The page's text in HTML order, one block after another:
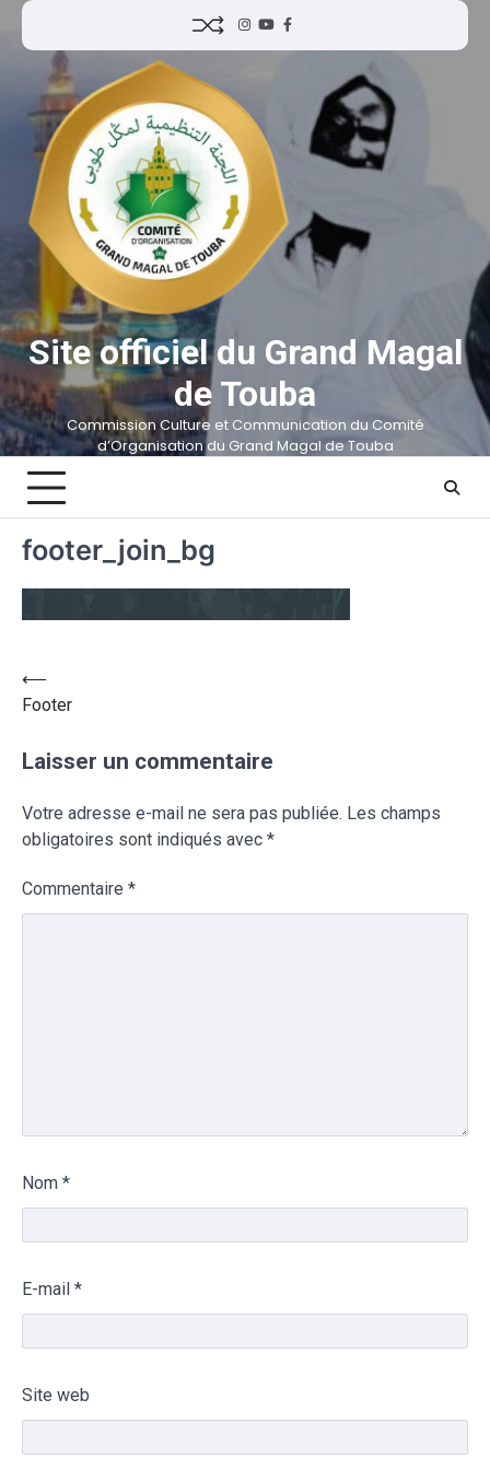
Site officiel du Grand Magal
de Touba
Commission Culture et Communication du Comité
d’Organisation du Grand Magal de Touba
footer_join_bg
⟵
Footer
Laisser un commentaire
Votre adresse e-mail ne sera pas publiée. Les champs
obligatoires sont indiqués avec *
Commentaire *
Nom *
E-mail *
Site web